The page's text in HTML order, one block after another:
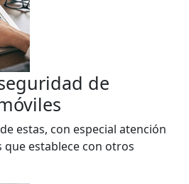
de
estas, con especial atención
que establece con otros